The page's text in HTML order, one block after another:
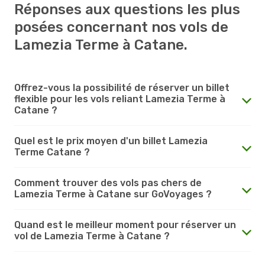
Réponses aux questions les plus
posées concernant nos vols de
Lamezia Terme à Catane.
Offrez-vous la possibilité de réserver un billet
flexible pour les vols reliant Lamezia Terme à
Catane ?
Quel est le prix moyen d'un billet Lamezia
Terme Catane ?
Comment trouver des vols pas chers de
Lamezia Terme à Catane sur GoVoyages ?
Quand est le meilleur moment pour réserver un
vol de Lamezia Terme à Catane ?